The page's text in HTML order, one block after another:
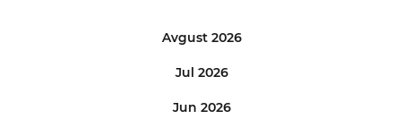
Avgust 2026
Jul 2026
Jun 2026